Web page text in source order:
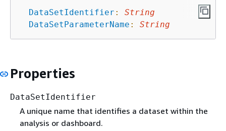
DataSetIdentifier :
String
DataSetParameterName : String
Properties
DataSetIdentifier
A unique name that identifies a dataset within the
analysis or dashboard.